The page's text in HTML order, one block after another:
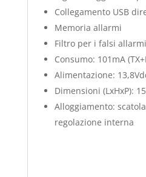
Collegamento USB
Memoria allarmi
Filtro per i falsi allarmi
Consumo: 101mA
Alimentazione:
Dimensioni (LxHxP):
Alloggiamento:
regolazione interna